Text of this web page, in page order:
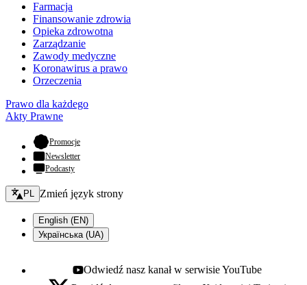
Farmacja
Finansowanie zdrowia
Opieka zdrowotna
Zarządzanie
Zawody medyczne
Koronawirus a prawo
Orzeczenia
Prawo dla każdego
Akty Prawne
Promocje- otwiera się w nowej karcie
Newsletter
Podcasty
Zmień język - bieżący:
PL Zmień język strony
English (EN)
Українська (UA)
Youtube - otwiera się w nowej karcie
Odwiedź nasz kanał w serwisie YouTube